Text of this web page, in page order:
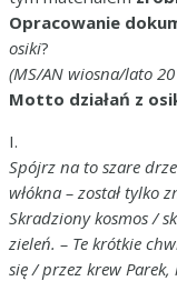
Opracowanie
osiki?
(MS/AN wiosna/lato
Motto działań z
I.
Spójrz na to szare
włókna – został tylko
Skradziony kosmos /
zieleń. – Te krótkie
się / przez krew Parek,